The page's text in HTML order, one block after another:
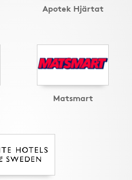
Apotek Hjärtat
Matsmart